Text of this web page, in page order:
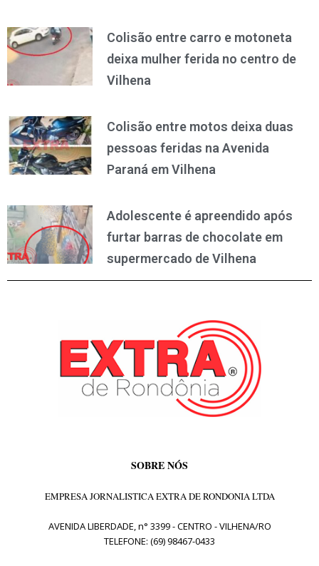
Colisão entre carro e motoneta
deixa mulher ferida no centro de
Vilhena
Colisão entre motos deixa duas
pessoas feridas na Avenida
Paraná em Vilhena
Adolescente é apreendido após
furtar barras de chocolate em
supermercado de Vilhena
SOBRE NÓS
EMPRESA JORNALISTICA EXTRA DE RONDONIA LTDA
AVENIDA LIBERDADE, n° 3399 - CENTRO - VILHENA/RO
TELEFONE: (69) 98467-0433